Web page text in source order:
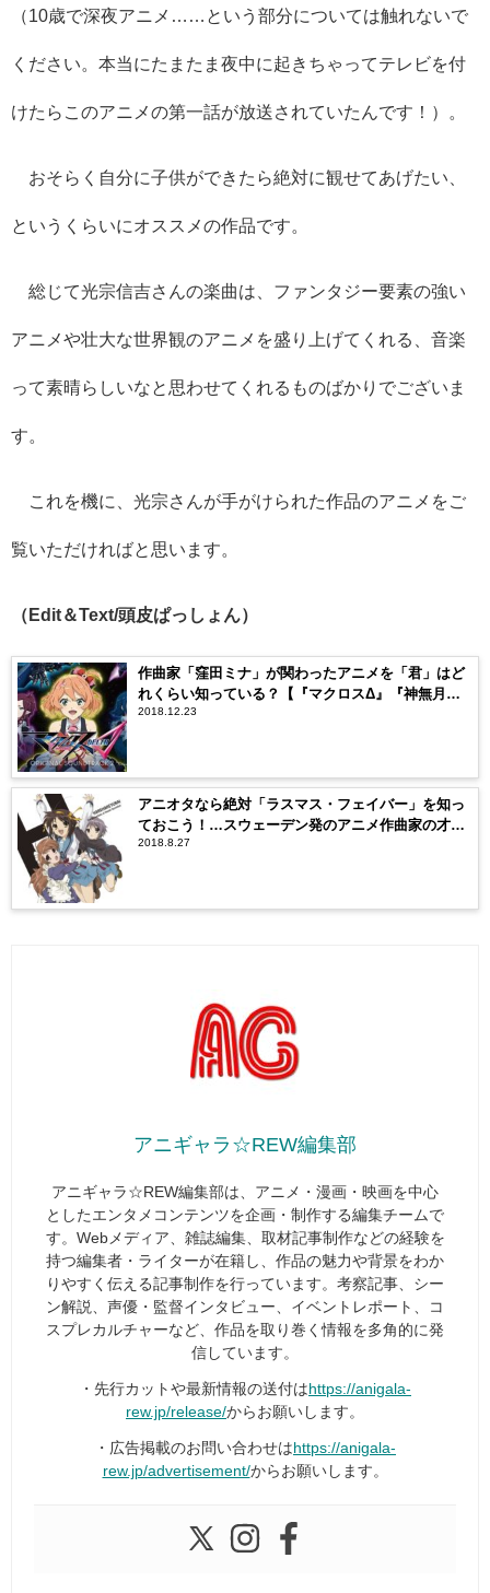
（10歳で深夜アニメ……という部分については触れないで
ください。本当にたまたま夜中に起きちゃってテレビを付
けたらこのアニメの第一話が放送されていたんです！）。
おそらく自分に子供ができたら絶対に観せてあげたい、
というくらいにオススメの作品です。
総じて光宗信吉さんの楽曲は、ファンタジー要素の強い
アニメや壮大な世界観のアニメを盛り上げてくれる、音楽
って素晴らしいなと思わせてくれるものばかりでございま
す。
これを機に、光宗さんが手がけられた作品のアニメをご
覧いただければと思います。
（Edit＆Text/頭皮ぱっしょん）
作曲家「窪田ミナ」が関わったアニメを「君」はど
れくらい知っている？【『マクロスΔ』『神無月の
巫女』…】
2018.12.23
アニオタなら絶対「ラスマス・フェイバー」を知っ
ておこう！…スウェーデン発のアニメ作曲家の才能
に感服
2018.8.27
アニギャラ☆REW編集部
アニギャラ☆REW編集部は、アニメ・漫画・映画を中心
としたエンタメコンテンツを企画・制作する編集チームで
す。Webメディア、雑誌編集、取材記事制作などの経験を
持つ編集者・ライターが在籍し、作品の魅力や背景をわか
りやすく伝える記事制作を行っています。考察記事、シー
ン解説、声優・監督インタビュー、イベントレポート、コ
スプレカルチャーなど、作品を取り巻く情報を多角的に発
信しています。
・先行カットや最新情報の送付は https://anigala-
rew.jp/release/からお願いします。
・広告掲載のお問い合わせは https://anigala-
rew.jp/advertisement/からお願いします。